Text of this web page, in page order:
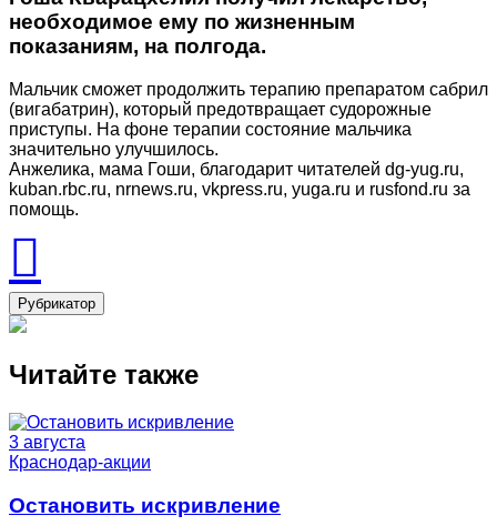
необходимое ему по жизненным
показаниям, на полгода.
Мальчик сможет продолжить терапию препаратом сабрил
(вигабатрин), который предотвращает судорожные
приступы. На фоне терапии состояние мальчика
значительно улучшилось.
Анжелика, мама Гоши, благодарит читателей dg-yug.ru,
kuban.rbc.ru, nrnews.ru, vkpress.ru, yuga.ru и rusfond.ru за
помощь.
Рубрикатор
Читайте также
3 августа
Краснодар-акции
Остановить искривление